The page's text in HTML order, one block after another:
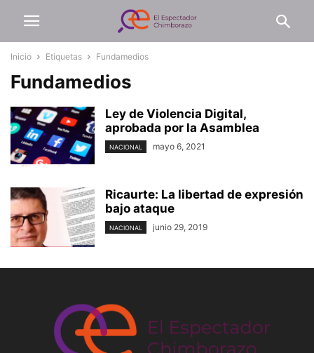
Inicio Etiquetas Fundamedios
Fundamedios
Ley de Violencia Digital,
aprobada por la Asamblea
NACIONAL mayo 6, 2021
Ricaurte: La libertad de expresión
bajo ataque
NACIONAL junio 29, 2019